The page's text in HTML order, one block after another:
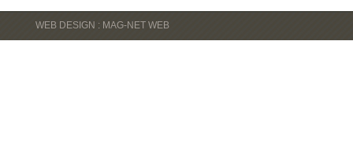
WEB DESIGN : MAG-NET WEB